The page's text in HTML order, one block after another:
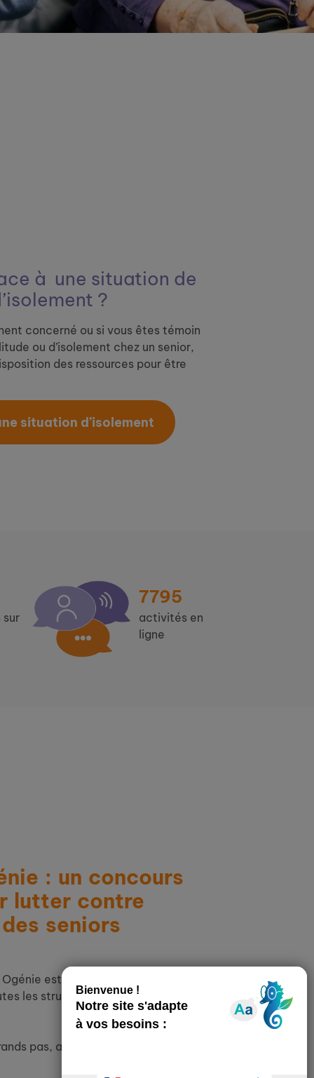
à
une situation de
?
concerné ou si vous êtes témoin
ou d’isolement chez un senior,
des ressources pour être
situation d’isolement
7795
activités en
ligne
: un concours
lutter contre
seniors
est un concours national créatif
les structures engagées pour le lien
pas, alors restez à l’écoute et